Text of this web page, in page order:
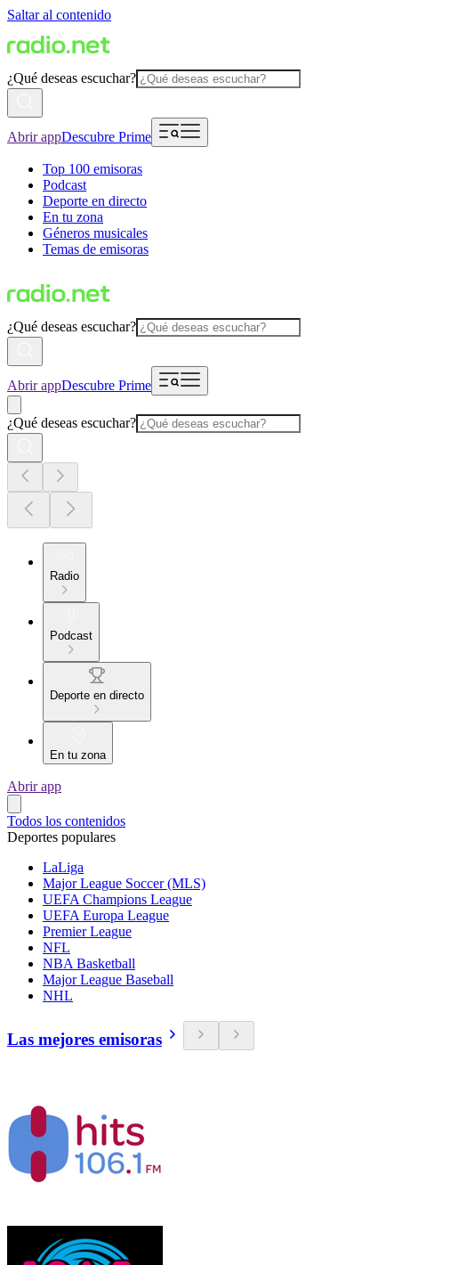
Saltar al contenido
¿Qué deseas escuchar?
Abrir appDescubre Prime
Top 100 emisoras
Podcast
Deporte en directo
En tu zona
Géneros musicales
Temas de emisoras
¿Qué deseas escuchar?
Abrir appDescubre Prime
¿Qué deseas escuchar?
Radio
Podcast
Deporte en directo
En tu zona
Abrir app
Todos los contenidos
Deportes populares
LaLiga
Major League Soccer (MLS)
UEFA Champions League
UEFA Europa League
Premier League
NFL
NBA Basketball
Major League Baseball
NHL
Las mejores emisoras